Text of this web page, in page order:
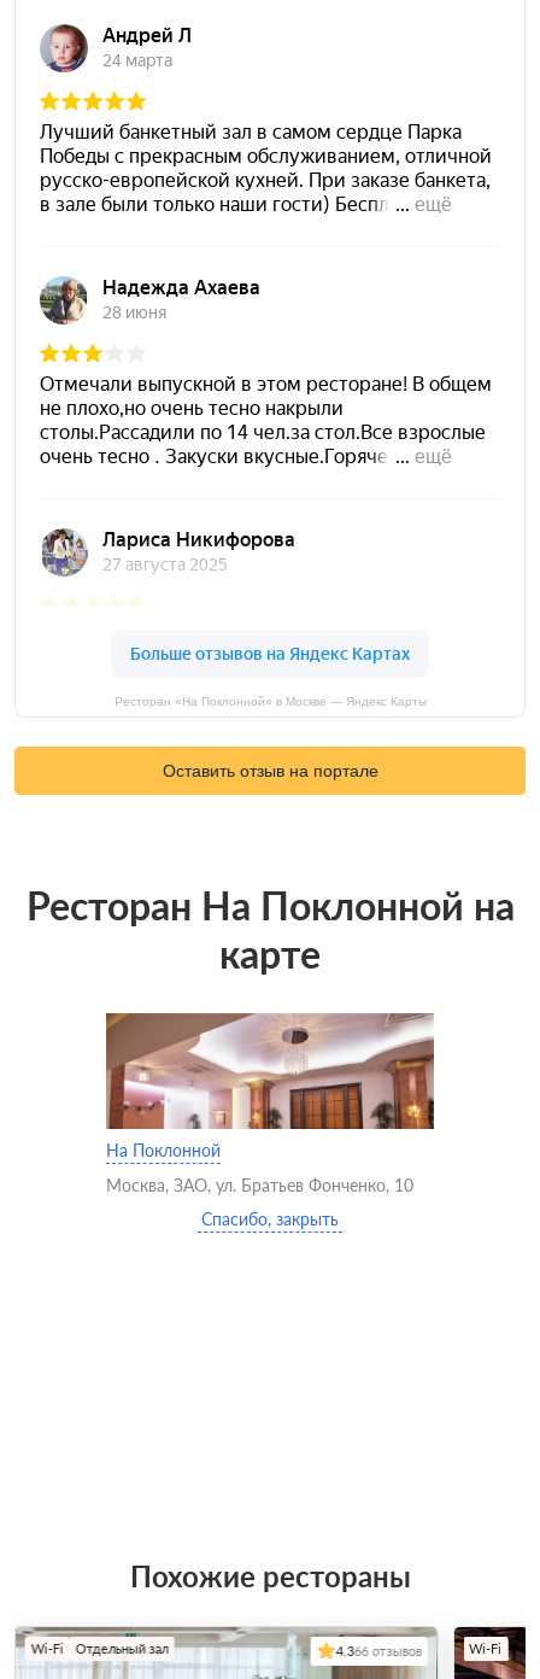
Ресторан «На Поклонной» в Москве — Яндекс Карты
Оставить отзыв на портале
Ресторан На Поклонной на
карте
На Поклонной
Москва, ЗАО, ул. Братьев Фонченко, 10
Спасибо, закрыть
Похожие рестораны
Wi-Fi Отдельный зал 4.366 отзывов Wi-Fi